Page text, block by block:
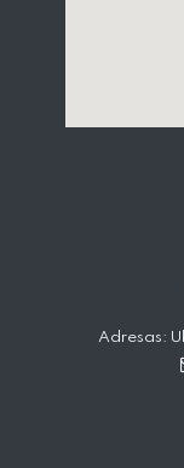
Adresas: